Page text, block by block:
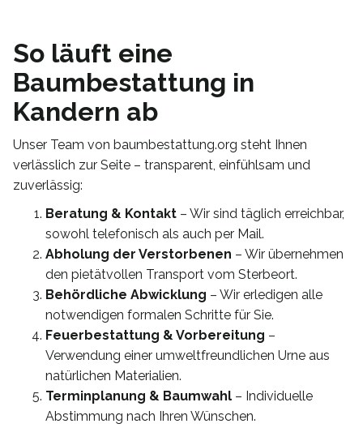
So läuft eine
Baumbestattung in
Kandern ab
Unser Team von baumbestattung.org steht Ihnen
verlässlich zur Seite – transparent, einfühlsam und
zuverlässig:
Beratung & Kontakt – Wir sind täglich erreichbar,
sowohl telefonisch als auch per Mail.
Abholung der Verstorbenen – Wir übernehmen
den pietätvollen Transport vom Sterbeort.
Behördliche Abwicklung – Wir erledigen alle
notwendigen formalen Schritte für Sie.
Feuerbestattung & Vorbereitung –
Verwendung einer umweltfreundlichen Urne aus
natürlichen Materialien.
Terminplanung & Baumwahl – Individuelle
Abstimmung nach Ihren Wünschen.